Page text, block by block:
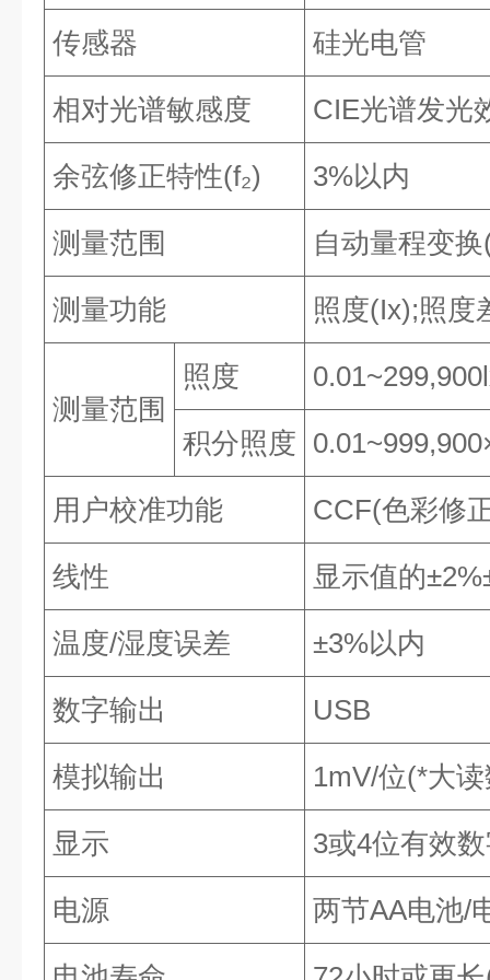
传感器 硅光电管
相对光谱敏感度 CIE光谱发光
余弦修正特性(f₂) 3%以内
测量范围 自动量程变
测量功能 照度(Ix);照度
测量范围
照度
积分照度
用户校准功能 CCF(色彩修
线性 显示值的
温度/湿度误差 ±3%以内
数字输出 USB
模拟输出 1mV/位(*大
显示 3或4位有效
电源 两节AA电池/